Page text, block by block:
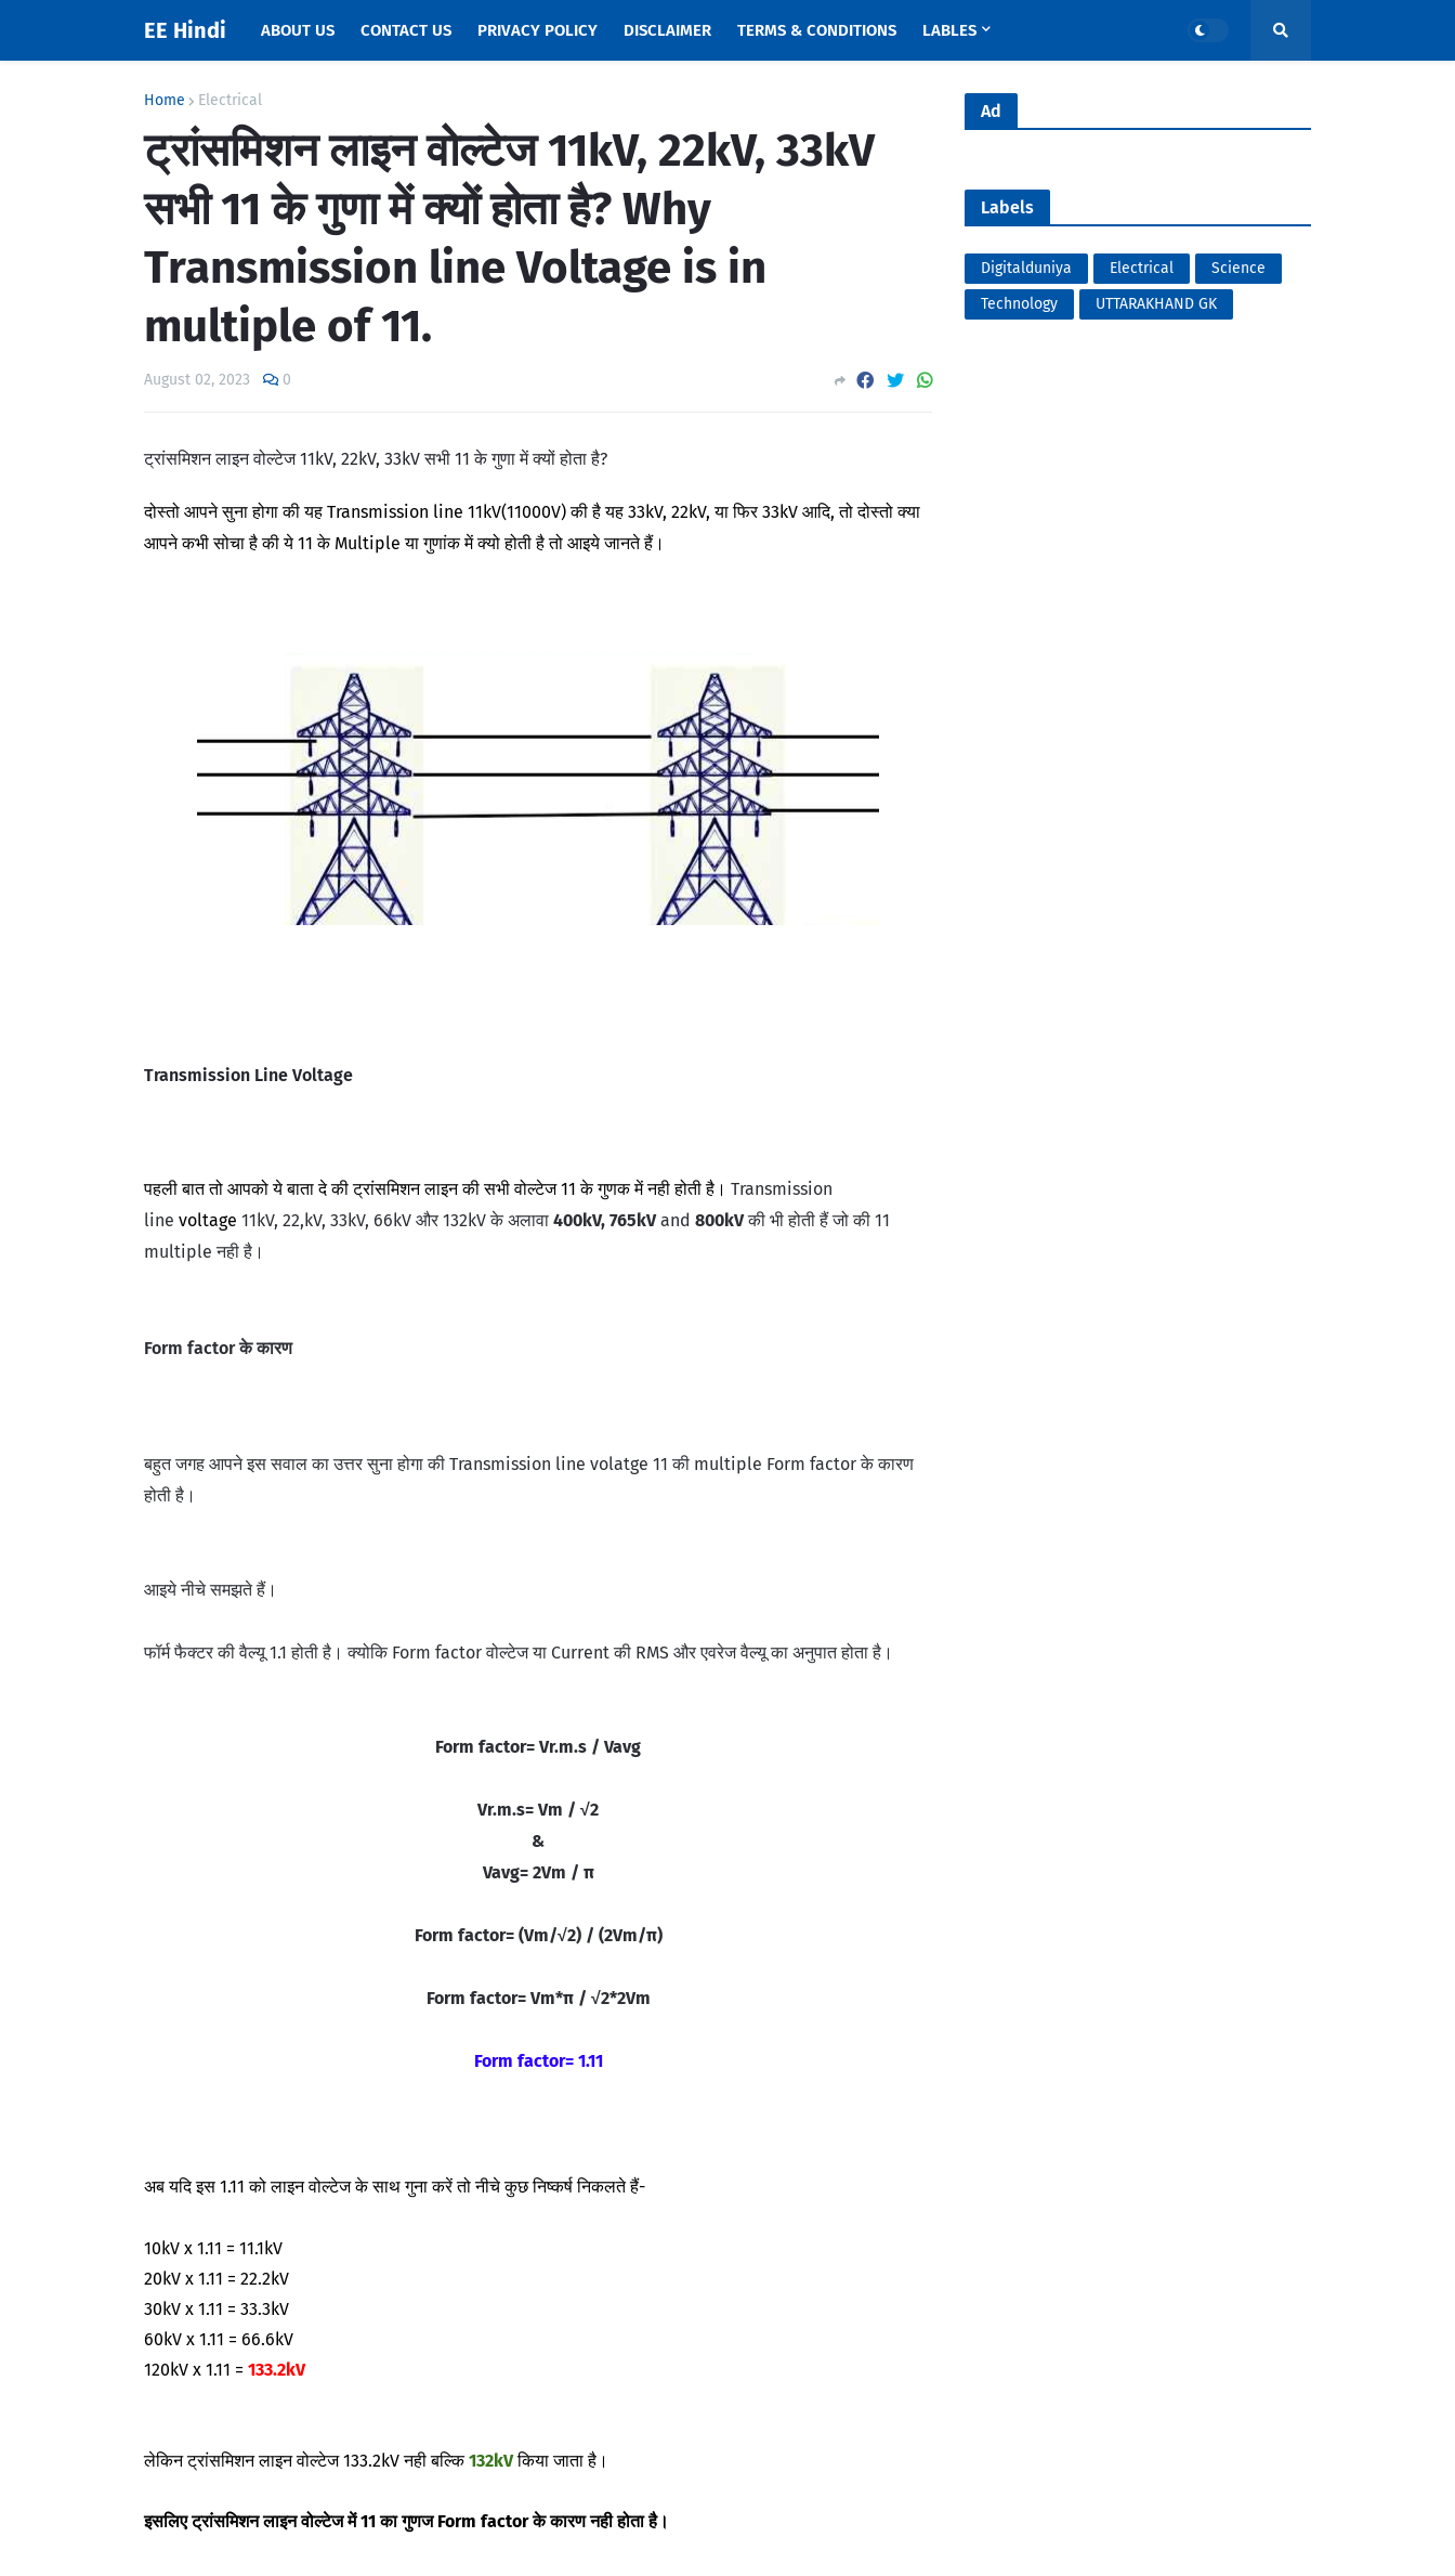
EE Hindi ABOUT US CONTACT US PRIVACY POLICY DISCLAIMER TERMS & CONDITIONS LABLES
Home Electrical
ट्रांसमिशन लाइन वोल्टेज 11kV, 22kV, 33kV
सभी 11 के गुणा में क्यों होता है? Why
Transmission line Voltage is in
multiple of 11.
August 02, 2023 0
ट्रांसमिशन लाइन वोल्टेज 11kV, 22kV, 33kV सभी 11 के गुणा में क्यों होता है?
दोस्तो आपने सुना होगा की यह Transmission line 11kV(11000V) की है यह 33kV, 22kV, या फिर 33kV आदि, तो दोस्तो क्या
आपने कभी सोचा है की ये 11 के Multiple या गुणांक में क्यो होती है तो आइये जानते हैं।
Transmission Line Voltage
पहली बात तो आपको ये बाता दे की ट्रांसमिशन लाइन की सभी वोल्टेज 11 के गुणक में नही होती है। Transmission
line voltage 11kV, 22,kV, 33kV, 66kV और 132kV के अलावा 400kV, 765kVand 800kVकी भी होती हैं जो की 11
multiple नही है।
Form factor के कारण
बहुत जगह आपने इस सवाल का उत्तर सुना होगा की Transmission line volatge 11 की multiple Form factor के कारण
होती है।
आइये नीचे समझते हैं।
फॉर्म फैक्टर की वैल्यू 1.1 होती है।क्योकि Form factor वोल्टेज या Current की RMS और एवरेज वैल्यू का अनुपात होता है।
Form factor= Vr.m.s / Vavg
Vr.m.s= Vm / √2
&
Vavg= 2Vm / π
Form factor= (Vm/√2) / (2Vm/π)
Form factor= Vm*π / √2*2Vm
Form factor= 1.11
अब यदि इस 1.11 को लाइन वोल्टेज के साथ गुना करें तो नीचे कुछ निष्कर्ष निकलते हैं-
10kV x 1.11 = 11.1kV
20kV x 1.11 = 22.2kV
30kV x 1.11 = 33.3kV
60kV x 1.11 = 66.6kV
120kV x 1.11 = 133.2kV
लेकिन ट्रांसमिशन लाइन वोल्टेज 133.2kV नही बल्कि132kVकिया जाता है।
इसलिए ट्रांसमिशन लाइन वोल्टेज में 11 का गुणज Form factor के कारण नही होता है।
Ad
Labels
Digitalduniya Electrical
Science
Technology
UTTARAKHAND GK